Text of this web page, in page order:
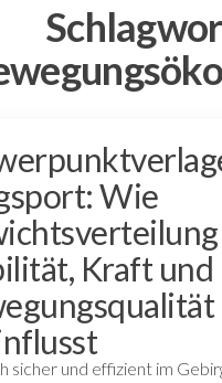
Wie
Kraft und
sicher und effizient im